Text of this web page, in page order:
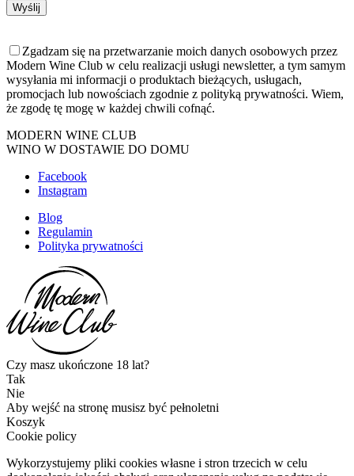
Wyślij
Zgadzam się na przetwarzanie moich danych osobowych przez
Modern Wine Club w celu realizacji usługi newsletter, a tym samym
wysyłania mi informacji o produktach bieżących, usługach,
promocjach lub nowościach zgodnie z polityką prywatności. Wiem,
że zgodę tę mogę w każdej chwili cofnąć.
MODERN WINE CLUB
WINO W DOSTAWIE DO DOMU
Facebook
Instagram
Blog
Regulamin
Polityka prywatności
Czy masz ukończone 18 lat?
Tak
Nie
Aby wejść na stronę musisz być pełnoletni
Koszyk
Cookie policy
Wykorzystujemy pliki cookies własne i stron trzecich w celu